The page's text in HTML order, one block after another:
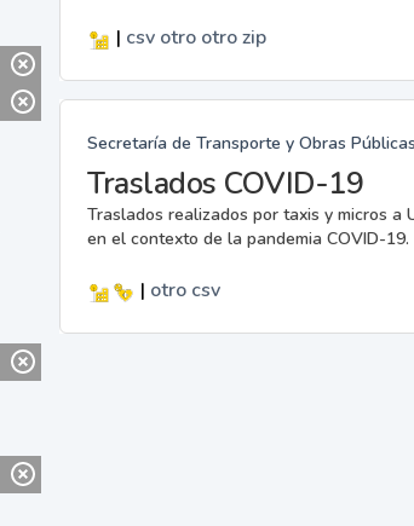
| csv otro otrozip
Secretaría de Transporte y Obras
Traslados COVID-19
Traslados realizados por taxis y micros a
en el contexto de la pandemia COVID-19.
| otro csv